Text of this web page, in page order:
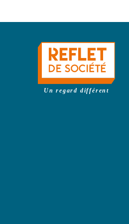
Un regard différent